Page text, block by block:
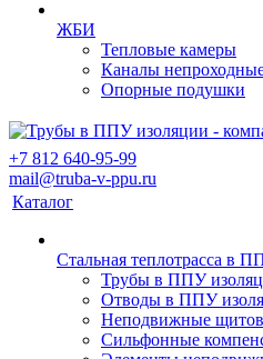
ЖБИ
Тепловые камеры
Каналы
Опорные подушки
+7 812 640-95-99
mail@truba-v-ppu.ru
Каталог
Стальная теплотрасса в
Трубы в ППУ
Отводы в ППУ
Неподвижные
Cильфонные